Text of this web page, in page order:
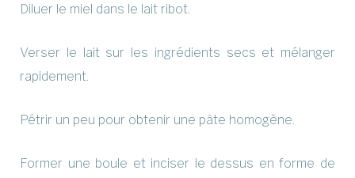
Diluer le miel dans le lait ribot.
Verser le lait sur les ingrédients secs et mélanger
rapidement.
Pétrir un peu pour obtenir une pâte homogène.
Former une boule et inciser le dessus en forme de